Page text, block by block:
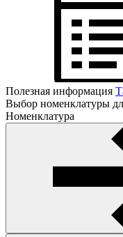
Полезная информация
Выбор номенклатуры
Номенклатура